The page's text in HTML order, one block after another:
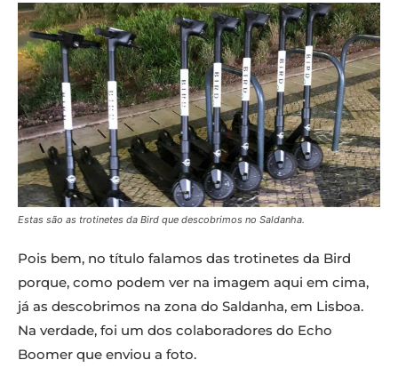
Estas são as trotinetes da Bird que descobrimos no Saldanha.
Pois bem, no título falamos das trotinetes da Bird
porque, como podem ver na imagem aqui em cima,
já as descobrimos na zona do Saldanha, em Lisboa.
Na verdade, foi um dos colaboradores do Echo
Boomer que enviou a foto.